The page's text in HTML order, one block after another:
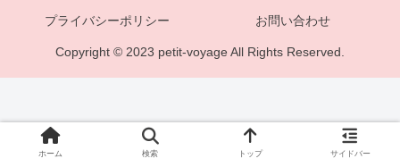
プライバシーポリシー お問い合わせ
Copyright © 2023 petit-voyage All Rights Reserved.
ホーム 検索 トップ サイドバー